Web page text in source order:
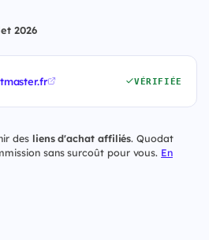
2026
VÉRIFIÉE
des liens d'achat affiliés. Quodat
sans surcoût pour vous. En